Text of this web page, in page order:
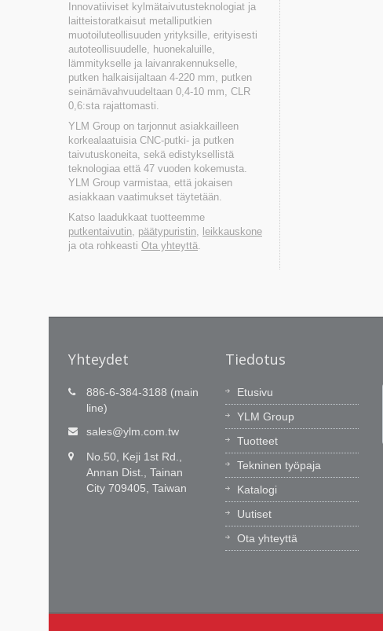
Innovatiiviset kylmätaivutusteknologiat ja
laitteistoratkaisut metalliputkien
muotoiluteollisuuden yrityksille, erityisesti
autoteollisuudelle, huonekaluille,
lämmitykselle ja laivanrakennukselle,
putken halkaisijaltaan 4-220 mm, putken
seinämävahvuudeltaan 0,4-10 mm, CLR
0,6:sta rajattomasti.
YLM Group on tarjonnut asiakkailleen
korkealaatuisia CNC-putki- ja putken
taivutuskoneita, sekä edistyksellistä
teknologiaa että 47 vuoden kokemusta.
YLM Group varmistaa, että jokaisen
asiakkaan vaatimukset täytetään.
Katso laadukkaat tuotteemme
putkentaivutin, päätypuristin, leikkauskone
ja ota rohkeasti Ota yhteyttä.
Yhteydet
886-6-384-3188 (main
line)
sales@ylm.com.tw
No.50, Keji 1st Rd.,
Annan Dist., Tainan
City 709405, Taiwan
Tiedotus
Etusivu
YLM Group
Tuotteet
Tekninen työpaja
Katalogi
Uutiset
Ota yhteyttä
Teknologinen innovaatio on
intohimomme, Ajantasainen
palvelu on sitoumuksemme.
YLM:llä on 60 huippuosaavaa insinööriä,
jotka innovoivat CNC-ohjelmistoa ja
integrointikykyämme. Opimme
markkinoilta ja tuomme käytännön arvoa
asiakkaillemme.